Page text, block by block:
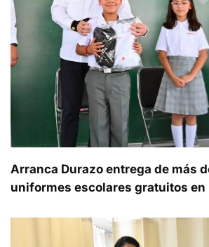
Arranca Durazo entrega de más
uniformes escolares gratuitos en